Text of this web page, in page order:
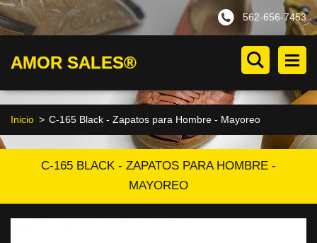
562-656-7453
AMOR SALES®
Inicio > C-165 Black - Zapatos para Hombre - Mayoreo
C-165 BLACK - ZAPATOS PARA HOMBRE -
MAYOREO